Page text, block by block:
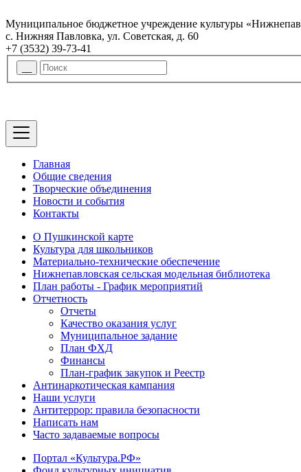
Муниципальное бюджетное учреждение культуры
с. Нижняя Павловка, ул. Советская, д. 60
+7 (3532) 39-73-41
Главная
Общие сведения
Творческие объединения
Новости и события
Контакты
О Пушкинской карте
Культура для школьников
Материально-технические обеспечение
Нижнепавловская сельская модельная библиотека
План работы - График мероприятий
Отчетность
Отчеты
Качество оказания услуг
Муниципальное задание
План ФХД
Финансы
План-график закупок и Реестр
Антинаркотическая кампания
Наши услуги
Антитеррор: правила безопасности
Написать нам
Часто задаваемые вопросы
Портал «Культура.РФ»